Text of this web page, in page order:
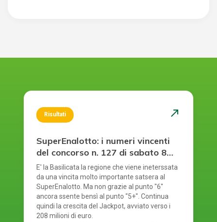
Risultati north_east
SuperEnalotto: i numeri vincenti
del concorso n. 127 di sabato 8
agosto 2026
E' la Basilicata la regione che viene ineterssata
da una vincita molto importante satsera al
SuperEnalotto. Ma non grazie al punto "6"
ancora ssente bensì al punto "5+". Continua
quindi la crescita del Jackpot, avviato verso i
208 milioni di euro.